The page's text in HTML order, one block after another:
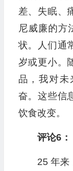
差、失眠、
尼威廉的方
状。人们通
岁或更小。
品，我对
奋。这些信
饮食改变。
评论6：
25 年来